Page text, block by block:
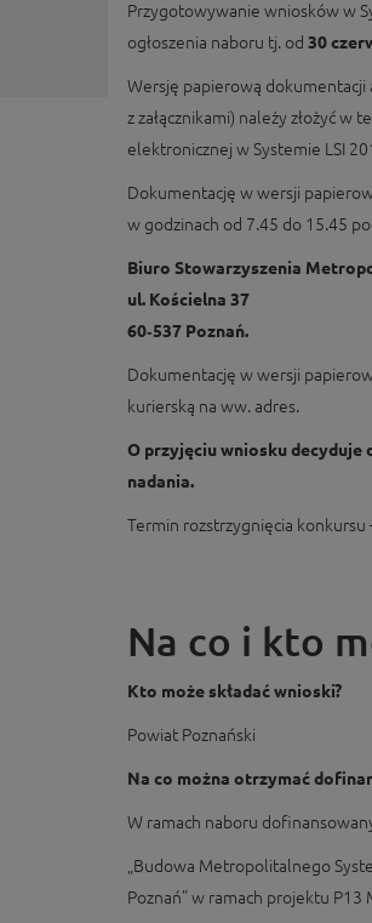
Przygotowywanie wniosków w
ogłoszenia naboru tj. od 30
Wersję papierową
z załącznikami) należy złożyć w
elektronicznej w Systemie LSI
Dokumentację w wersji
w godzinach od 7.45 do 15.45
Biuro Stowarzyszenia
ul. Kościelna 37
60‑537 Poznań.
Dokumentację w wersji
kurierską na ww. adres.
O przyjęciu wniosku decyduje
nadania.
Termin rozstrzygnięcia konkursu
Na co i kto
Kto może składać wnioski?
Powiat Poznański
Na co można otrzymać
W ramach naboru
„Budowa Metropolitalnego
Poznań” w ramach projektu